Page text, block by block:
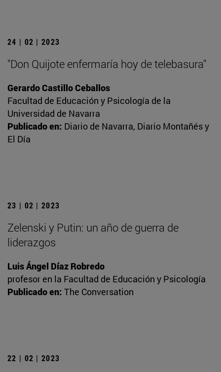
24 | 02 | 2023
"Don Quijote enfermaría hoy de telebasura"
Gerardo Castillo Ceballos
Facultad de Educación y Psicología de la
Universidad de Navarra
Publicado en: Diario de Navarra, Diario Montañés y
El Día
23 | 02 | 2023
Zelenski y Putin: un año de guerra de
liderazgos
Luis Ángel Díaz Robredo
profesor en la Facultad de Educación y Psicología
Publicado en: The Conversation
22 | 02 | 2023